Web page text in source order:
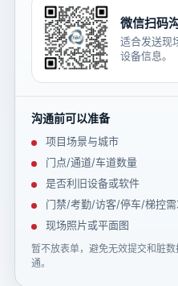
微信扫码
适合发送现
设备信息。
沟通前可以准备
项目场景与城市
门点/通道/车道数量
是否利旧设备或软件
门禁/考勤/访客/停车/梯控
现场照片或平面图
暂不放表单，避免无效提交和脏
通。